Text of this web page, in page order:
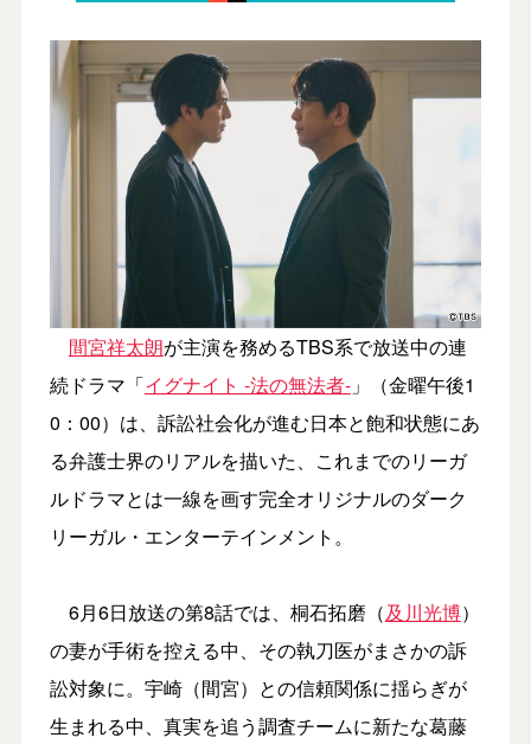
間宮祥太朗が主演を務めるTBS系で放送中の連
続ドラマ「イグナイト -法の無法者-」（金曜午後1
0：00）は、訴訟社会化が進む日本と飽和状態にあ
る弁護士界のリアルを描いた、これまでのリーガ
ルドラマとは一線を画す完全オリジナルのダーク
リーガル・エンターテインメント。
6月6日放送の第8話では、桐石拓磨（及川光博）
の妻が手術を控える中、その執刀医がまさかの訴
訟対象に。宇崎（間宮）との信頼関係に揺らぎが
生まれる中、真実を追う調査チームに新たな葛藤